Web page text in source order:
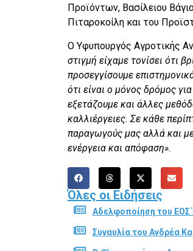
Προϊόντων, Βασίλειου
Πιταροκοίλη και του
Ο Υφυπουργός Αγροτικής
στιγμή είχαμε τονίσει ότι
προσεγγίσουμε
ότι είναι ο μόνος δρόμος
εξετάζουμε και άλλες
καλλιέργειες. Σε κάθε
παραγωγούς μας αλλά και
ενέργεια και απόφαση».
Όλες οι Ειδήσεις
Αδελφοποίηση του ΕΟΣ
Συναυλία του Ανδρέα